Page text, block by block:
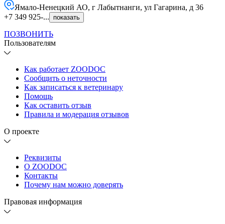
Ямало-Ненецкий АО, г Лабытнанги, ул Гагарина, д 36
+7 349 925-...
показать
ПОЗВОНИТЬ
Пользователям
Как работает ZOODOC
Сообщить о неточности
Как записаться к ветеринару
Помощь
Как оставить отзыв
Правила и модерация отзывов
О проекте
Реквизиты
О ZOODOC
Контакты
Почему нам можно доверять
Правовая информация